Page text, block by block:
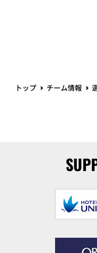
トップ チーム情報